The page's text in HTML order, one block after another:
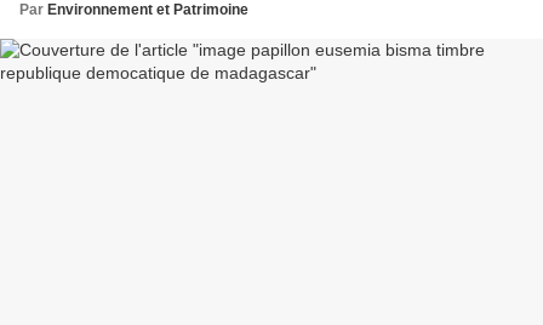
Par Environnement et Patrimoine